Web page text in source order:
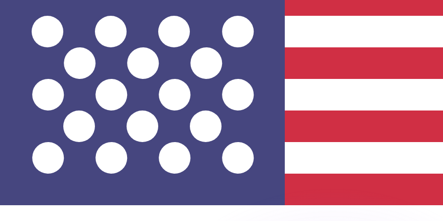
USD Dólar americano
238571
USD
Taxa de mercado médio às 13:47 UTC
Enviar dinheiro
Fale hoje com um especialista em câmbio.
Podemos superar taxas concorrentes.
Agendar chamada
Usamos a taxa de mercado médio no nosso Conversor. Isso é apenas para fins informativos. Você não pagará